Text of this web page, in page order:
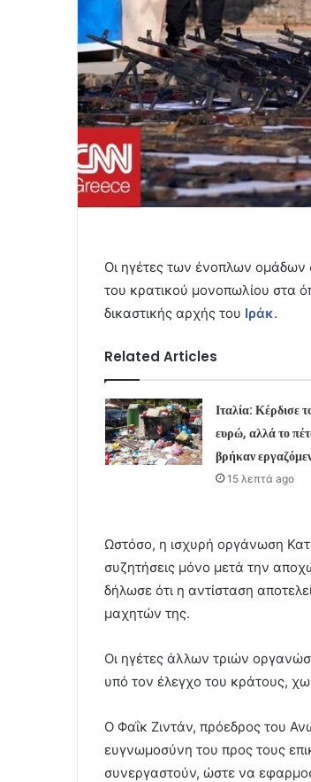
Οι ηγέτες των ένοπλων
του κρατικού μονοπωλίου στα
δικαστικής αρχής του Ιράκ.
Related Articles
Ιταλία: Κέρδισε
ευρώ, αλλά το
βρήκαν
15 λεπτά ago
Ωστόσο, η ισχυρή οργάνωση
συζητήσεις μόνο μετά την
δήλωσε ότι η αντίσταση
μαχητών της.
Οι ηγέτες άλλων τριών
υπό τον έλεγχο του κράτους,
Ο Φαΐκ Ζιντάν, πρόεδρος του
ευγνωμοσύνη του προς τους
συνεργαστούν, ώστε να